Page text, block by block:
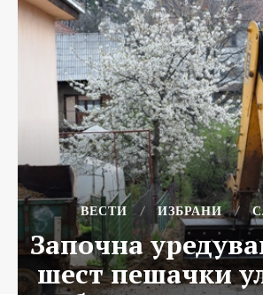
ВЕСТИ ИЗБРАНИ
Започна
шест пешачки